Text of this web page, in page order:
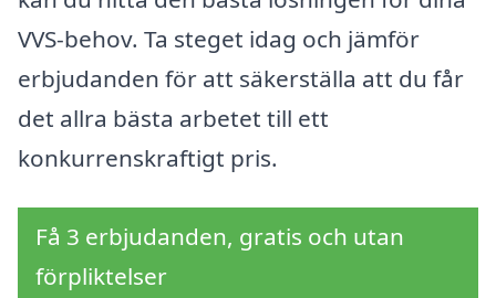
VVS-behov. Ta steget idag och jämför
erbjudanden för att säkerställa att du får
det allra bästa arbetet till ett
konkurrenskraftigt pris.
Få 3 erbjudanden, gratis och utan
förpliktelser